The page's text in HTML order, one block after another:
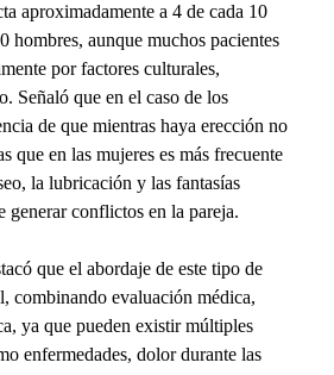
aproximadamente a 4 de cada 10
hombres, aunque muchos pacientes
por factores culturales,
Señaló que en el caso de los
de que mientras haya erección no
que en las mujeres es más frecuente
la lubricación y las fantasías
generar conflictos en la pareja.
que el abordaje de este tipo de
combinando evaluación médica,
ya que pueden existir múltiples
enfermedades, dolor durante las